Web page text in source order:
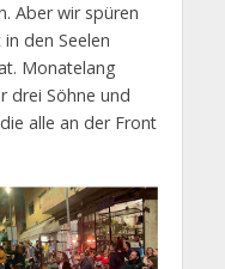
Aber wir spüren
den Seelen
Monatelang
drei Söhne und
alle an der Front